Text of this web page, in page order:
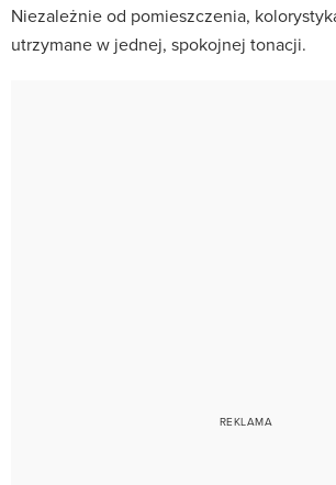
Niezależnie od pomieszczenia,
utrzymane w jednej, spokojnej tonacji.